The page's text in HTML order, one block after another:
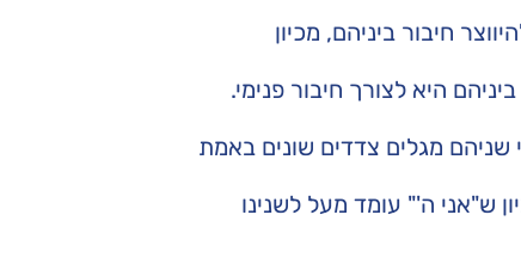
חיבור ביניהם, מכיון
היא לצורך חיבור פנימי.
שניהם מגלים צדדים שונים באמת
ש"אני ה'" עומד מעל לשנינו